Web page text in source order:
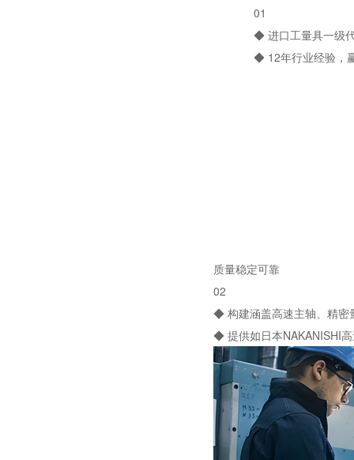
01
◆ 进口工量具一级
◆ 12年行业经验，
质量稳定可靠
02
◆ 构建涵盖高速主轴、精密
◆ 提供如日本NAKANISHI